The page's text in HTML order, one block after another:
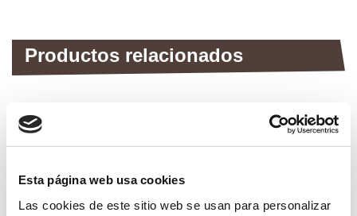
Esta página web usa cookies
Las cookies de este sitio web se usan para personalizar
Productos relacionados